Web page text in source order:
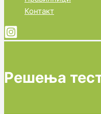
Контакт
Решења